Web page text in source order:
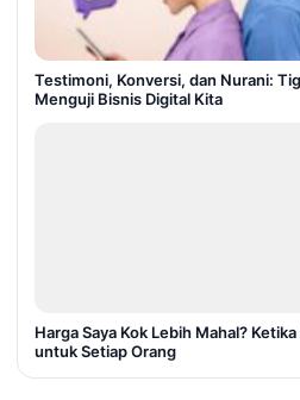
Testimoni, Konversi, dan Nurani:
Menguji Bisnis Digital Kita
Harga Saya Kok Lebih Mahal?
untuk Setiap Orang